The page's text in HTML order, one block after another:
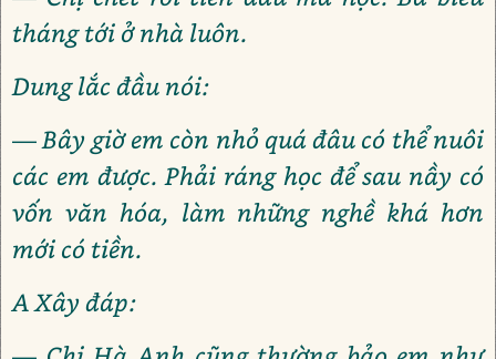
tháng tới ở nhà luôn.
Dung lắc đầu nói:
— Bây giờ em còn nhỏ quá đâu có thể nuôi
các em được. Phải ráng học để sau nầy có
vốn văn hóa, làm những nghề khá hơn
mới có tiền.
A Xây đáp: